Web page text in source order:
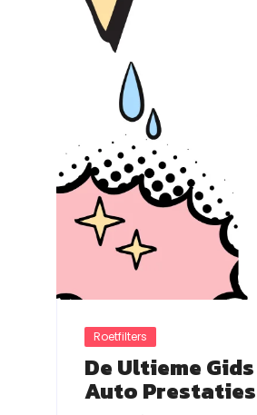
Roetfilters
De Ultieme
Auto Prestaties